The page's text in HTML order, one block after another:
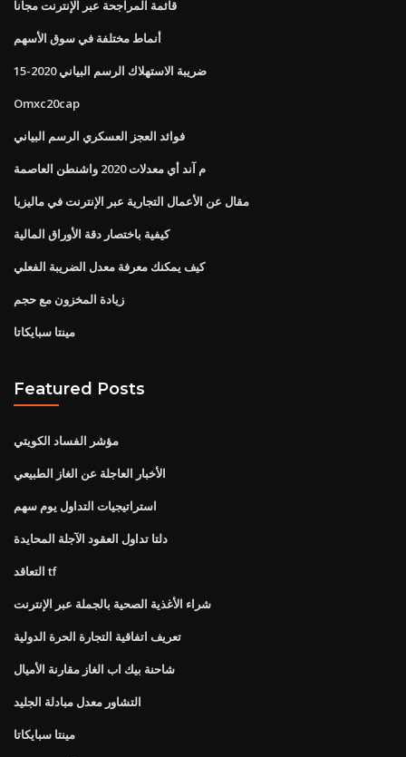
قائمة المراجحة عبر الإنترنت مجانا
أنماط مختلفة في سوق الأسهم
ضريبة الاستهلاك الرسم البياني 2020-15
Omxc20cap
فوائد العجز العسكري الرسم البياني
م آند أي معدلات 2020 واشنطن العاصمة
مقال عن الأعمال التجارية عبر الإنترنت في ماليزيا
كيفية باختصار دقة الأوراق المالية
كيف يمكنك معرفة معدل الضريبة الفعلي
زيادة المخزون مع حجم
مينتا سبايكاتا
Featured Posts
مؤشر الفساد الكويتي
الأخبار العاجلة عن الغاز الطبيعي
استراتيجيات التداول يوم سهم
دلتا تداول العقود الآجلة المحايدة
التعاقد tf
شراء الأغذية الصحية بالجملة عبر الإنترنت
تعريف اتفاقية التجارة الحرة الدولية
شاحنة بيك اب الغاز مقارنة الأميال
التشاور معدل مبادلة الجليد
مينتا سبايكاتا